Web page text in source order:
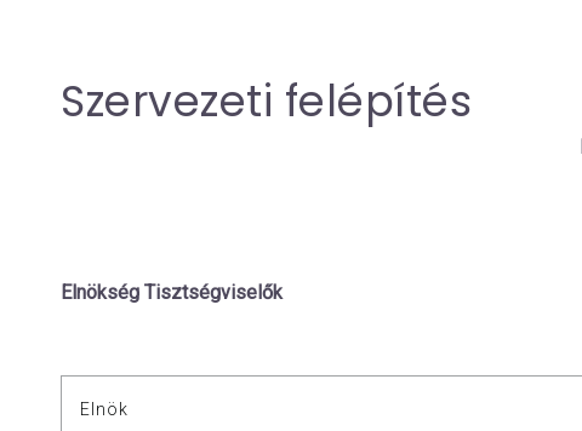
Szervezeti felépítés
Elnökség Tisztségviselők
Elnök